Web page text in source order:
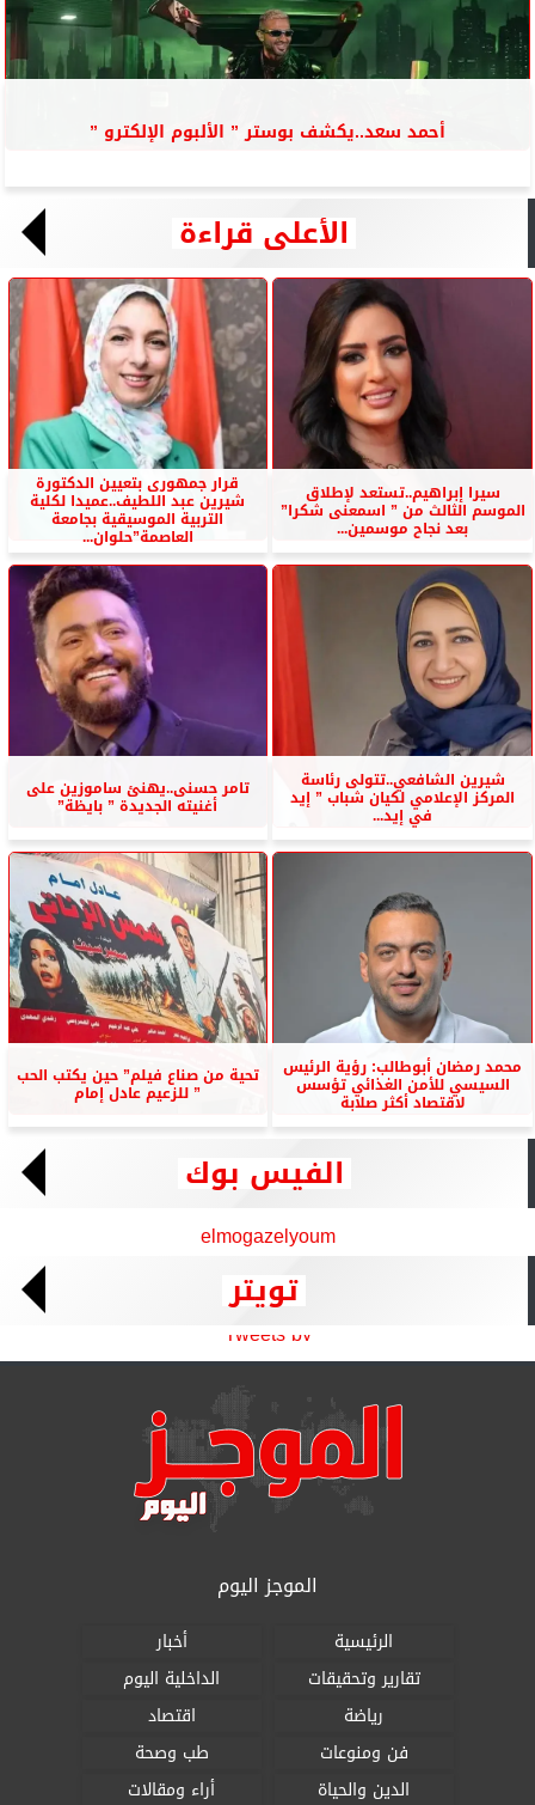
أحمد سعد..يكشف بوستر ” الألبوم الإلكترو ”
الأعلى قراءة
سيرا إبراهيم..تستعد لإطلاق
الموسم الثالث من ” اسمعنى شكرا”
بعد نجاح موسمين...
قرار جمهورى بتعيين الدكتورة
شيرين عبد اللطيف..عميدا لكلية
التربية الموسيقية بجامعة
العاصمة”حلوان...
شيرين الشافعي..تتولى رئاسة
المركز الإعلامي لكيان شباب ” إيد
في إيد...
تامر حسنى..يهنئ ساموزين على
أغنيته الجديدة ” بايظة”
محمد رمضان أبوطالب: رؤية الرئيس
السيسي للأمن الغذائي تؤسس
لاقتصاد أكثر صلابة
تحية من صناع فيلم” حين يكتب الحب
” للزعيم عادل إمام
الفيس بوك
elmogazelyoum
تويتر
Tweets by
الموجز اليوم
الرئيسية
أخبار
تقارير وتحقيقات
الداخلية اليوم
رياضة
اقتصاد
فن ومنوعات
طب وصحة
الدين والحياة
أراء ومقالات